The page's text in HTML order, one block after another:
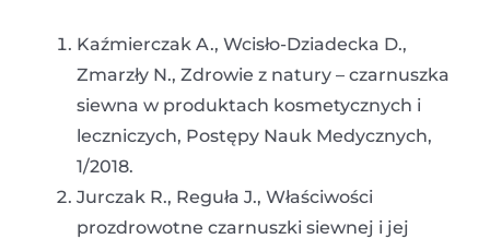
Kaźmierczak A., Wcisło-Dziadecka D.,
Zmarzły N., Zdrowie z natury – czarnuszka
siewna w produktach kosmetycznych i
leczniczych, Postępy Nauk Medycznych,
1/2018.
Jurczak R., Reguła J., Właściwości
prozdrowotne czarnuszki siewnej i jej